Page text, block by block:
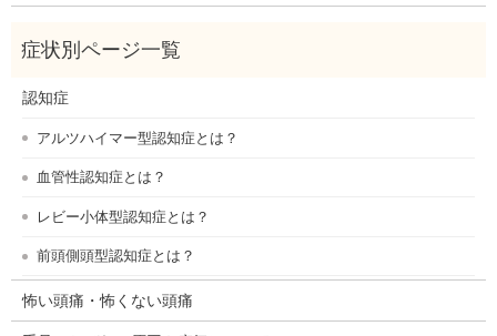
認知症
アルツハイマー型認知症とは？
血管性認知症とは？
レビー小体型認知症とは？
前頭側頭型認知症とは？
怖い頭痛・怖くない頭痛